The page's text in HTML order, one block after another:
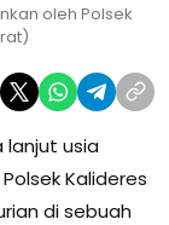
oleh Polsek
lanjut usia
Kalideres
di sebuah